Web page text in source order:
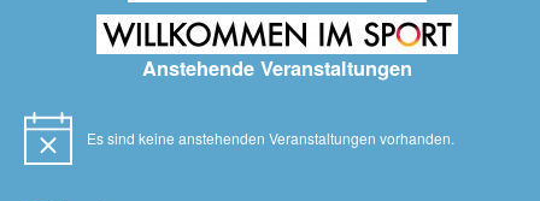
Anstehende Veranstaltungen
Hinweis Es sind keine anstehenden Veranstaltungen vorhanden.